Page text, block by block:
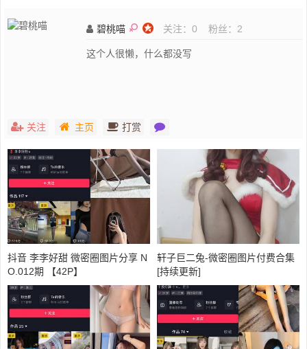
碧桃喵 关注： 0 粉丝： 2
这个人很懒，什么都没写
关注 主页 打赏
抖音 李李好甜 微密圈图片分享 N
O.012期 【42P】
轩子巨二兔-微密圈图片付费合集
[持续更新]